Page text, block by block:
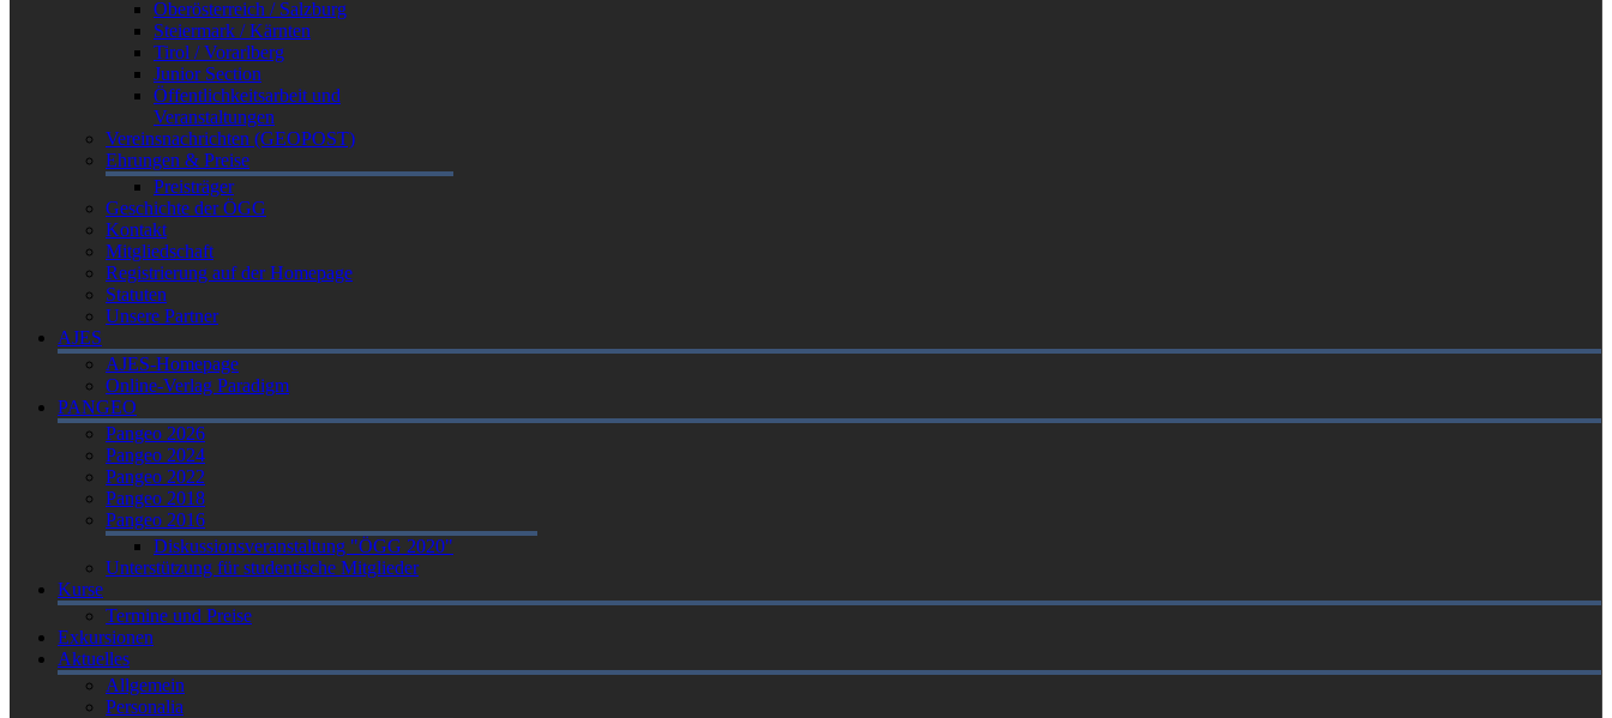
Oberösterreich / Salzburg
Steiermark / Kärnten
Tirol / Vorarlberg
Junior Section
Öffentlichkeitsarbeit und
Veranstaltungen
Vereinsnachrichten (GEOPOST)
Ehrungen & Preise
Preisträger
Geschichte der ÖGG
Kontakt
Mitgliedschaft
Registrierung auf der Homepage
Statuten
Unsere Partner
AJES
AJES-Homepage
Online-Verlag Paradigm
PANGEO
Pangeo 2026
Pangeo 2024
Pangeo 2022
Pangeo 2018
Pangeo 2016
Diskussionsveranstaltung "ÖGG 2020"
Unterstützung für studentische Mitglieder
Kurse
Termine und Preise
Exkursionen
Aktuelles
Allgemein
Personalia